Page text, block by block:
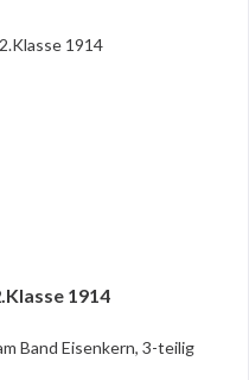
1914
Band Eisenkern, 3-teilig